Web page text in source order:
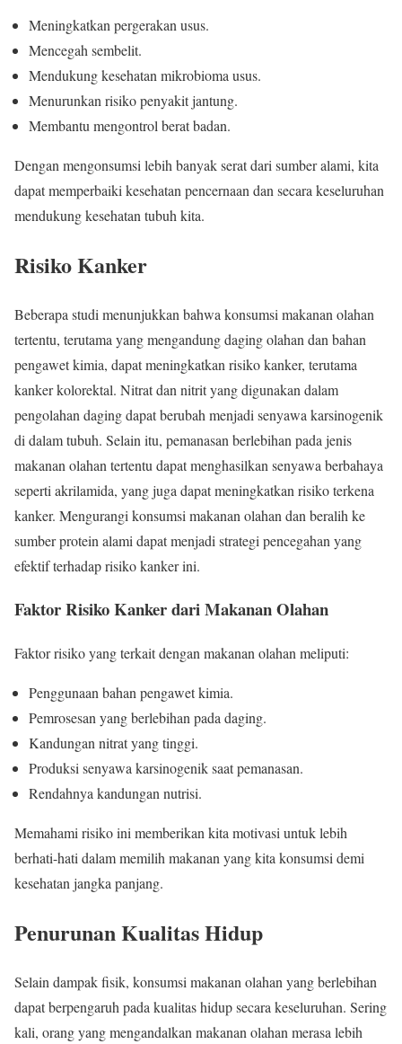
Meningkatkan pergerakan usus.
Mencegah sembelit.
Mendukung kesehatan mikrobioma usus.
Menurunkan risiko penyakit jantung.
Membantu mengontrol berat badan.
Dengan mengonsumsi lebih banyak serat dari sumber alami, kita
dapat memperbaiki kesehatan pencernaan dan secara keseluruhan
mendukung kesehatan tubuh kita.
Risiko Kanker
Beberapa studi menunjukkan bahwa konsumsi makanan olahan
tertentu, terutama yang mengandung daging olahan dan bahan
pengawet kimia, dapat meningkatkan risiko kanker, terutama
kanker kolorektal. Nitrat dan nitrit yang digunakan dalam
pengolahan daging dapat berubah menjadi senyawa karsinogenik
di dalam tubuh. Selain itu, pemanasan berlebihan pada jenis
makanan olahan tertentu dapat menghasilkan senyawa berbahaya
seperti akrilamida, yang juga dapat meningkatkan risiko terkena
kanker. Mengurangi konsumsi makanan olahan dan beralih ke
sumber protein alami dapat menjadi strategi pencegahan yang
efektif terhadap risiko kanker ini.
Faktor Risiko Kanker dari Makanan Olahan
Faktor risiko yang terkait dengan makanan olahan meliputi:
Penggunaan bahan pengawet kimia.
Pemrosesan yang berlebihan pada daging.
Kandungan nitrat yang tinggi.
Produksi senyawa karsinogenik saat pemanasan.
Rendahnya kandungan nutrisi.
Memahami risiko ini memberikan kita motivasi untuk lebih
berhati-hati dalam memilih makanan yang kita konsumsi demi
kesehatan jangka panjang.
Penurunan Kualitas Hidup
Selain dampak fisik, konsumsi makanan olahan yang berlebihan
dapat berpengaruh pada kualitas hidup secara keseluruhan. Sering
kali, orang yang mengandalkan makanan olahan merasa lebih